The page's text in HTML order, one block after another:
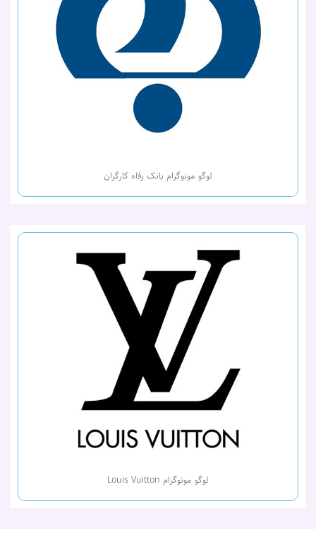
لوگو مونوگرام بانک رفاه کارگران
لوگو مونوگرام Louis Vuitton